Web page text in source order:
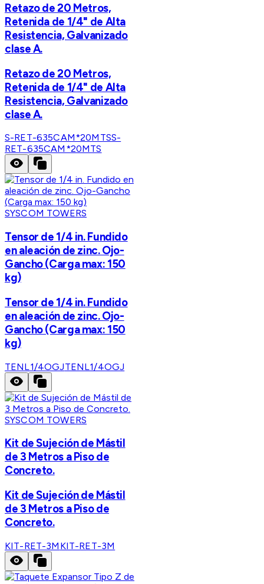
Retazo de 20 Metros,
Retenida de 1/4" de Alta
Resistencia, Galvanizado
clase A.
Retazo de 20 Metros,
Retenida de 1/4" de Alta
Resistencia, Galvanizado
clase A.
S-RET-635CAM*20MTSS-
RET-635CAM*20MTS
SYSCOM TOWERS
Tensor de 1/4 in. Fundido
en aleación de zinc. Ojo-
Gancho (Carga max: 150
kg)
Tensor de 1/4 in. Fundido
en aleación de zinc. Ojo-
Gancho (Carga max: 150
kg)
TENL1/4OGJTENL1/4OGJ
SYSCOM TOWERS
Kit de Sujeción de Mástil
de 3 Metros a Piso de
Concreto.
Kit de Sujeción de Mástil
de 3 Metros a Piso de
Concreto.
KIT-RET-3M KIT-RET-3M